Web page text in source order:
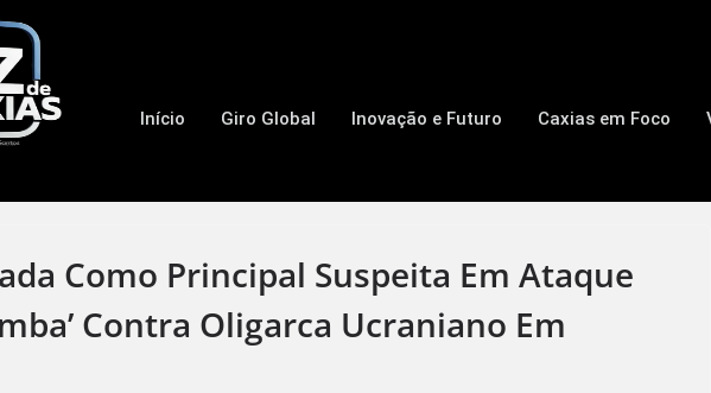
Início Giro Global Inovação e Futuro Caxias em Foco
Como Principal Suspeita Em Ataque
Contra Oligarca Ucraniano Em